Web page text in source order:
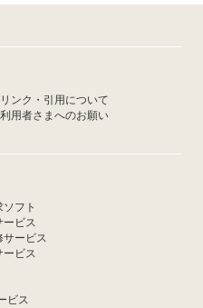
リンク・引用について
利用者さまへのお願い
フト
ビス
ービス
ビス
ビス